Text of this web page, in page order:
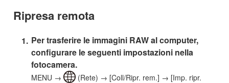
Ripresa remota
Per trasferire le immagini RAW al computer,
configurare le seguenti impostazioni nella
fotocamera.
MENU →
(Rete) → [Coll/Ripr. rem.] → [Imp. ripr.